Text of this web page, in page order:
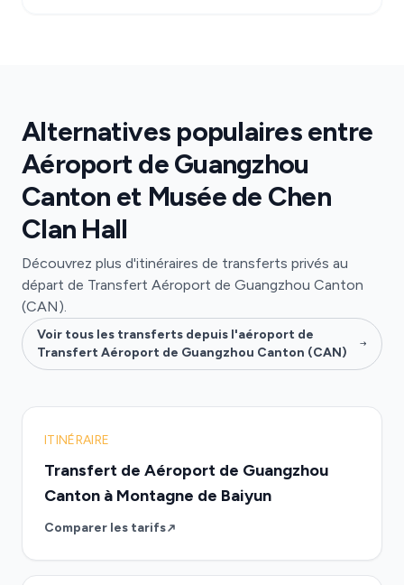
Alternatives populaires entre
Aéroport de Guangzhou
Canton et Musée de Chen
Clan Hall
Découvrez plus d'itinéraires de transferts privés au
départ de Transfert Aéroport de Guangzhou Canton
(CAN).
Voir tous les transferts depuis l'aéroport de
Transfert Aéroport de Guangzhou Canton (CAN)
ITINÉRAIRE
Transfert de Aéroport de Guangzhou
Canton à Montagne de Baiyun
Comparer les tarifs